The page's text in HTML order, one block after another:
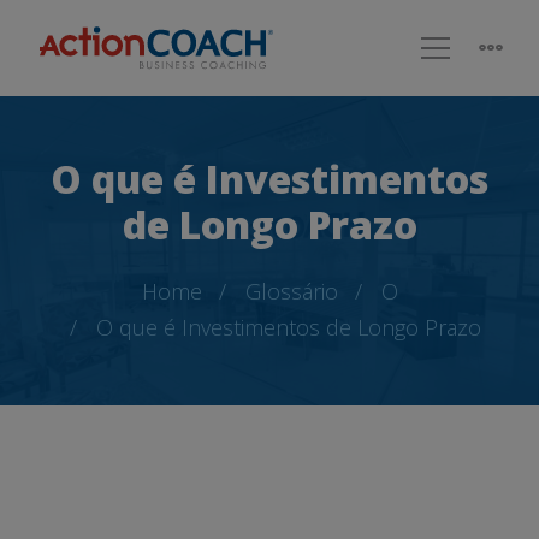
O que é Investimentos
de Longo Prazo
Home Glossário
O
O que é Investimentos de Longo Prazo